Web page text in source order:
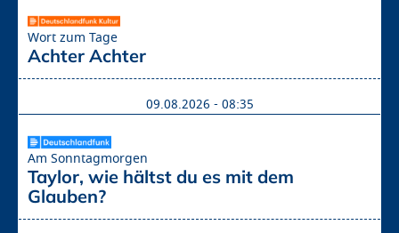
Wort zum Tage
Achter Achter
09.08.2026 - 08:35
Am Sonntagmorgen
Taylor, wie hältst du es mit dem
Glauben?